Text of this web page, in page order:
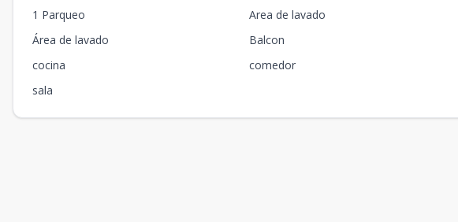
1 Parqueo Area de lavado
Área de lavado
Balcon
cocina
comedor
sala